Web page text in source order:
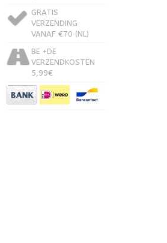
GRATIS
VERZENDING
VANAF €70 (NL)
BE +DE
VERZENDKOSTEN
5,99€